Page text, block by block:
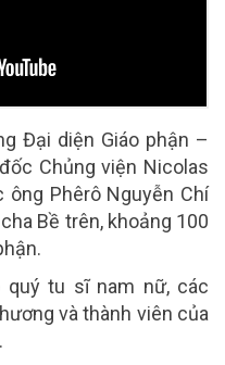
Đại diện Giáo phận –
Chủng viện Nicolas
ông Phêrô Nguyễn Chí
Bề trên, khoảng 100
quý tu sĩ nam nữ, các
và thành viên của